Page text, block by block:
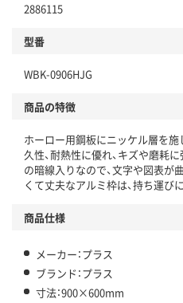
2886115
型番
WBK-0906HJG
商品の特徴
ホーロー用鋼板にニッケル層を
久性、耐熱性に優れ、キズや磨耗
の暗線入りなので、文字や図表が
くて丈夫なアルミ枠は、持ち運び
商品仕様
メーカー：プラス
ブランド：プラス
寸法：900×600mm